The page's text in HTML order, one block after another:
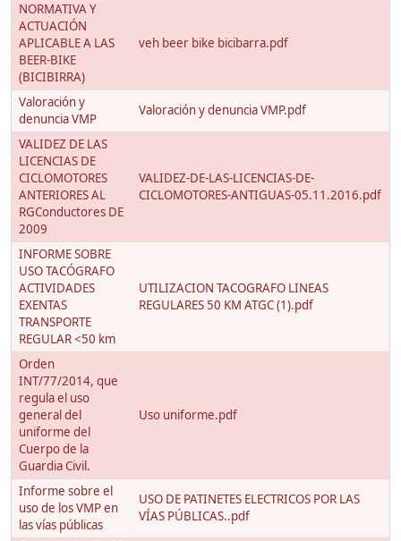
NORMATIVA Y
ACTUACIÓN
APLICABLE A LAS
BEER-BIKE
(BICIBIRRA)
veh beer bike bicibarra.pdf
Valoración y
denuncia VMP
Valoración y denuncia VMP.pdf
VALIDEZ DE LAS
LICENCIAS DE
CICLOMOTORES
ANTERIORES AL
RGConductores DE
2009
VALIDEZ-DE-LAS-LICENCIAS-DE-
CICLOMOTORES-ANTIGUAS-05.11.2016.pdf
INFORME SOBRE
USO TACÓGRAFO
ACTIVIDADES
EXENTAS
TRANSPORTE
REGULAR <50 km
UTILIZACION TACOGRAFO LINEAS
REGULARES 50 KM ATGC (1).pdf
Orden
INT/77/2014, que
regula el uso
general del
uniforme del
Cuerpo de la
Guardia Civil.
Uso uniforme.pdf
Informe sobre el
uso de los VMP en
las vías públicas
USO DE PATINETES ELECTRICOS POR LAS
VÍAS PÚBLICAS..pdf